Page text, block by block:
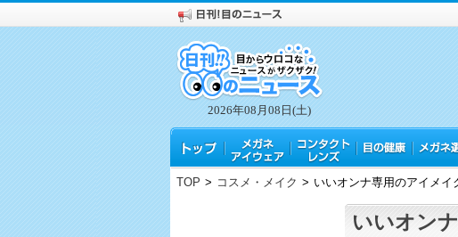
2026年08月08日(土)
TOP > コスメ・メイク > いいオンナ専用のアイメイ
いいオン